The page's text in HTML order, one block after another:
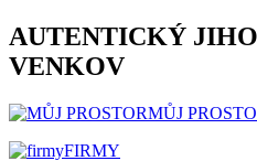
AUTENTICKÝ
VENKOV
MŮJ
FIRMY